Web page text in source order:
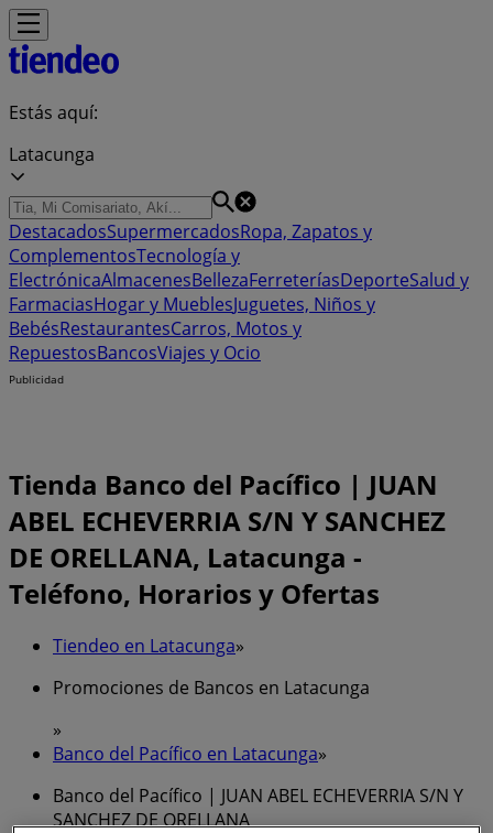
Estás aquí:
Latacunga
DestacadosSupermercadosRopa, Zapatos y
ComplementosTecnología y
ElectrónicaAlmacenesBellezaFerreteríasDeporteSalud y
FarmaciasHogar y MueblesJuguetes, Niños y
BebésRestaurantesCarros, Motos y
RepuestosBancosViajes y Ocio
Publicidad
Tienda Banco del Pacífico | JUAN
ABEL ECHEVERRIA S/N Y SANCHEZ
DE ORELLANA, Latacunga -
Teléfono, Horarios y Ofertas
Tiendeo en Latacunga»
Promociones de Bancos en Latacunga
»
Banco del Pacífico en Latacunga»
Banco del Pacífico | JUAN ABEL ECHEVERRIA S/N Y
SANCHEZ DE ORELLANA